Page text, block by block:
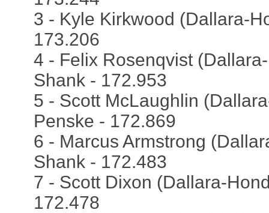
3 - Kyle Kirkwood (Dallara-
173.206
4 - Felix Rosenqvist
Shank - 172.953
5 - Scott McLaughlin
Penske - 172.869
6 - Marcus Armstrong
Shank - 172.483
7 - Scott Dixon (Dallara-
172.478